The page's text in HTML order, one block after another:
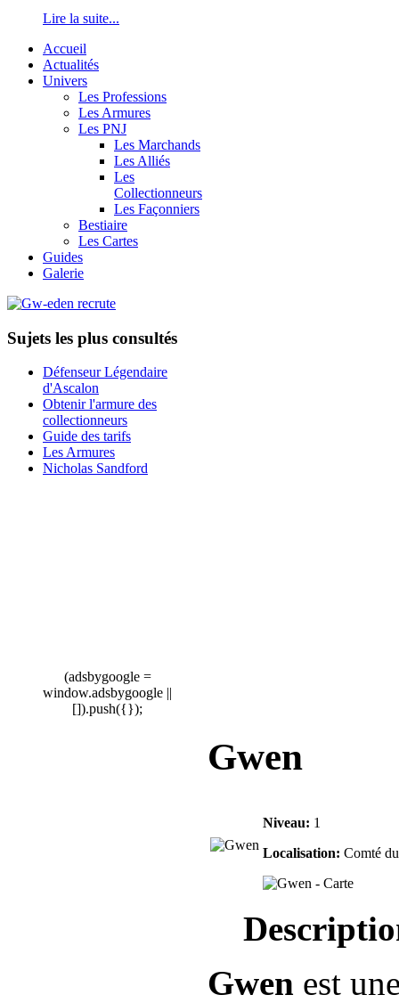
Lire la suite...
Accueil
Actualités
Univers
Les Professions
Les Armures
Les PNJ
Les Marchands
Les Alliés
Les
Collectionneurs
Les Façonniers
Bestiaire
Les Cartes
Guides
Galerie
Sujets les plus consultés
Défenseur Légendaire
d'Ascalon
Obtenir l'armure des
collectionneurs
Guide des tarifs
Les Armures
Nicholas Sandford
(adsbygoogle =
window.adsbygoogle ||
[]).push({});
Gwen
Niveau: 1
Localisation: Comté
Gwen est